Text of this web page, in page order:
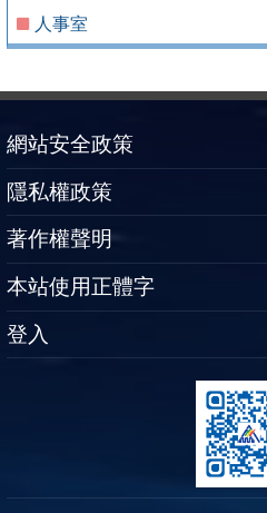
人事室
網站安全政策
隱私權政策
著作權聲明
本站使用正體字
登入